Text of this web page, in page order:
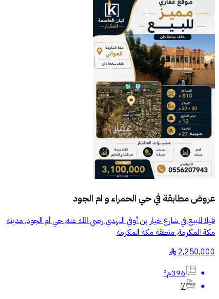
عروض مطابقة فيحي الحمراء و ام الجود
فيلا للبيع في شارع خيار بن أوفي النهدي رضي الله عنه, حي أم الجود, مدينة
مكة المكرمة, منطقة مكة المكرمة
2,250,000
§
396م²
7